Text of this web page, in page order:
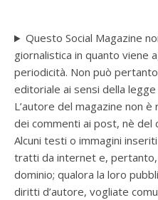
Questo Social Magazine
giornalistica in quanto viene
periodicità. Non può
editoriale ai sensi della
L’autore del magazine non
dei commenti ai post, nè del
Alcuni testi o immagini
tratti da internet e,
dominio; qualora la loro
diritti d’autore, vogliate